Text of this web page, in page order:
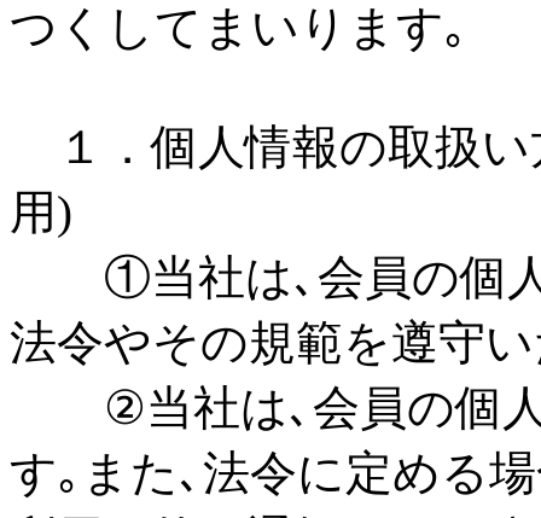
つくしてまいります｡
１．個人情報の取扱い
用)
①当社は､会員の個人
法令やその規範を遵守
②当社は､会員の個人
す｡また､法令に定める